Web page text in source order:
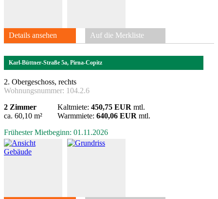
Details ansehen Auf die Merkliste
Karl-Büttner-Straße 5a, Pirna-Copitz
2. Obergeschoss, rechts
Wohnungsnummer: 104.2.6
2 Zimmer
ca. 60,10 m²
Kaltmiete: 450,75 EUR mtl.
Warmmiete: 640,06 EUR mtl.
Frühester Mietbeginn: 01.11.2026